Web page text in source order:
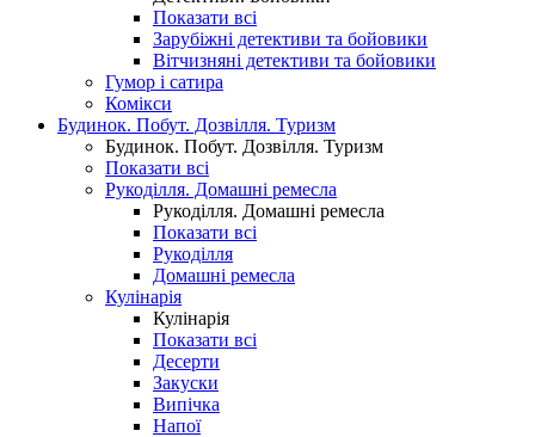
Показати всі
Зарубіжні детективи та бойовики
Вітчизняні детективи та бойовики
Гумор і сатира
Комікси
Будинок. Побут. Дозвілля. Туризм
Будинок. Побут. Дозвілля. Туризм
Показати всі
Рукоділля. Домашні ремесла
Рукоділля. Домашні ремесла
Показати всі
Рукоділля
Домашні ремесла
Кулінарія
Кулінарія
Показати всі
Десерти
Закуски
Випічка
Напої